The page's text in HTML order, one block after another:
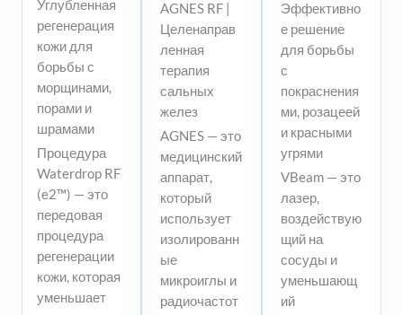
Углубленная
регенерация
кожи для
борьбы с
морщинами,
порами и
шрамами
Процедура
Waterdrop RF
(e2™) — это
передовая
процедура
регенерации
кожи, которая
уменьшает
AGNES RF |
Целенаправ
ленная
терапия
сальных
желез
AGNES — это
медицинский
аппарат,
который
использует
изолированн
ые
микроиглы и
радиочастот
Эффективно
е решение
для борьбы
с
покраснения
ми, розацеей
и красными
угрями
VBeam — это
лазер,
воздействую
щий на
сосуды и
уменьшающ
ий